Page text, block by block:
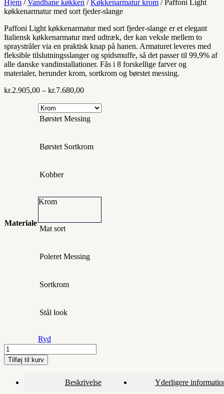
Hjem /Vandhane køkken /Køkkenarmatur krom / Paffoni Light
køkkenarmatur med sort fjeder-slange
Paffoni Light køkkenarmatur med sort fjeder-slange er et elegant
Italiensk køkkenarmatur med udtræk, der kan veksle mellem to
spraystråler via en praktisk knap på hanen. Armaturet leveres med
fleksible tilslutningsslanger og spidsmuffe, så det passer til 99,9% af
alle danske vandinstallationer. Fås i 8 forskellige farver og
materialer, herunder krom, sortkrom og børstet messing.
kr.2.905,00 – kr.7.680,00Prisinterval:
kr.7.680,00
Materiale
Børstet Messing
Børstet Sortkrom
Kobber
Krom
Mat sort
Poleret Messing
Sortkrom
Stål look
Ryd
Paffoni
Light
køkkenarmatur
Tilføj til kurv
Beskrivelse Yderligere